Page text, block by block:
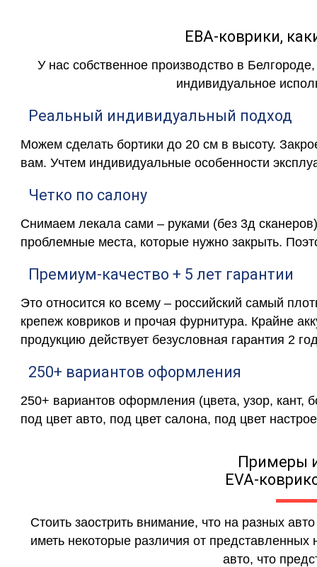
ЕВА-коврики,
У нас собственное производство в
индивидуальное
Реальный индивидуальный подход
Можем сделать бортики до 20 см в высоту.
вам. Учтем индивидуальные особенности
Четко по салону
Снимаем лекала сами – руками (без 3д
проблемные места, которые нужно закрыть.
Премиум-качество + 5 лет гарантии
Это относится ко всему – российский самый
крепеж ковриков и прочая фурнитура. Крайне
продукцию действует безусловная гарантия 2
250+ вариантов оформления
250+ вариантов оформления (цвета, узор, кант,
под цвет авто, под цвет салона, под цвет
Примеры
EVA-
Стоить заострить внимание, что на разных
иметь некоторые различия от
авто, что